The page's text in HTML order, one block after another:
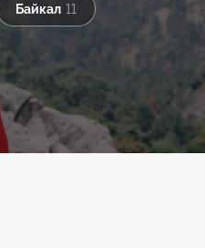
Байкал 11